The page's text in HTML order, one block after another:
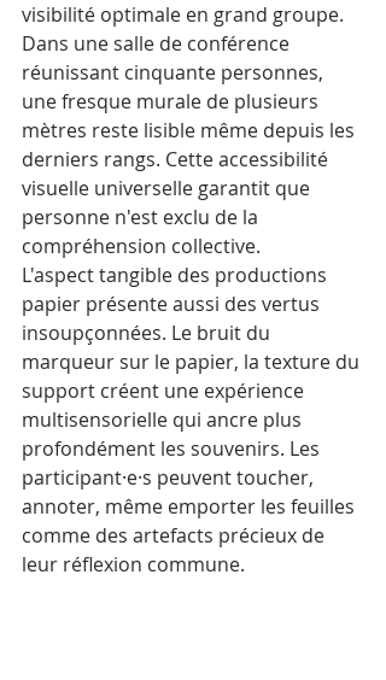
visibilité optimale en grand groupe.
Dans une salle de conférence
réunissant cinquante personnes,
une fresque murale de plusieurs
mètres reste lisible même depuis les
derniers rangs. Cette accessibilité
visuelle universelle garantit que
personne n'est exclu de la
compréhension collective.
L'aspect tangible des productions
papier présente aussi des vertus
insoupçonnées. Le bruit du
marqueur sur le papier, la texture du
support créent une expérience
multisensorielle qui ancre plus
profondément les souvenirs. Les
participant·e·s peuvent toucher,
annoter, même emporter les feuilles
comme des artefacts précieux de
leur réflexion commune.